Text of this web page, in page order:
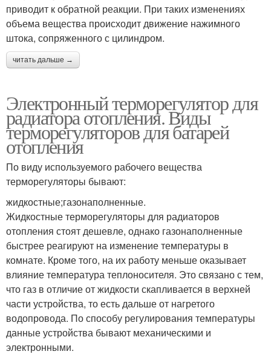
приводит к обратной реакции. При таких изменениях
объема вещества происходит движение нажимного
штока, сопряженного с цилиндром.
читать дальше →
Электронный терморегулятор для
радиатора отопления. Виды
терморегуляторов для батарей
отопления
По виду используемого рабочего вещества
терморегуляторы бывают:
жидкостные;газонаполненные.
Жидкостные терморегуляторы для радиаторов
отопления стоят дешевле, однако газонаполненные
быстрее реагируют на изменение температуры в
комнате. Кроме того, на их работу меньше оказывает
влияние температура теплоносителя. Это связано с тем,
что газ в отличие от жидкости скапливается в верхней
части устройства, то есть дальше от нагретого
водопровода. По способу регулирования температуры
данные устройства бывают механическими и
электронными.